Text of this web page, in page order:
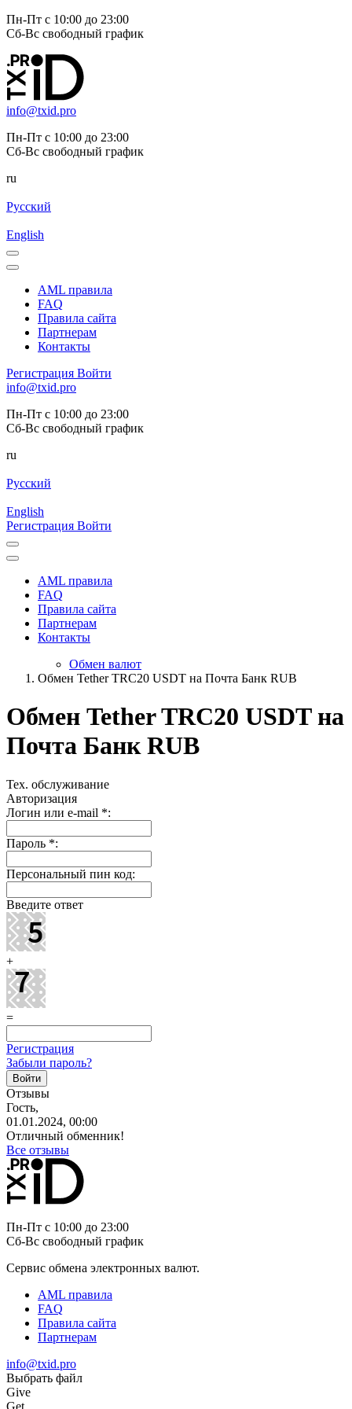
Пн-Пт с 10:00 до 23:00
Сб-Вс свободный график
info@txid.pro
Пн-Пт с 10:00 до 23:00
Сб-Вс свободный график
ru
Русский
English
AML правила
FAQ
Правила сайта
Партнерам
Контакты
Регистрация Войти
info@txid.pro
Пн-Пт с 10:00 до 23:00
Сб-Вс свободный график
ru
Русский
English
Регистрация Войти
AML правила
FAQ
Правила сайта
Партнерам
Контакты
Обмен валют
Обмен Tether TRC20 USDT на Почта Банк RUB
Обмен Tether TRC20 USDT на
Почта Банк RUB
Тех. обслуживание
Авторизация
Логин или e-mail *:
Пароль *:
Персональный пин код:
Введите ответ
+
=
Регистрация
Забыли пароль?
Отзывы
Гость,
01.01.2024, 00:00
Отличный обменник!
Все отзывы
Пн-Пт с 10:00 до 23:00
Сб-Вс свободный график
Сервис обмена электронных валют.
AML правила
FAQ
Правила сайта
Партнерам
info@txid.pro
Выбрать файл
Give
Get